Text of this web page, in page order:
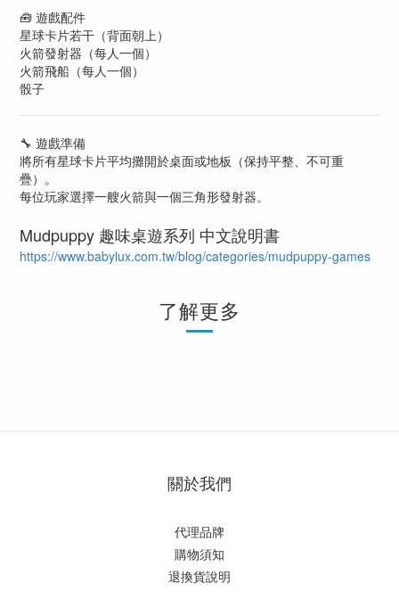
🧰 遊戲配件
星球卡片若干（背面朝上）
火箭發射器（每人一個）
火箭飛船（每人一個）
骰子
🔧 遊戲準備
將所有星球卡片平均攤開於桌面或地板（保持平整、不可重
疊）。
每位玩家選擇一艘火箭與一個三角形發射器。
Mudpuppy 趣味桌遊系列 中文說明書
https://www.babylux.com.tw/blog/categories/mudpuppy-games
了解更多
關於我們
代理品牌
購物須知
退換貨說明